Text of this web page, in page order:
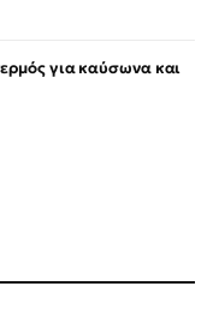
για καύσωνα και